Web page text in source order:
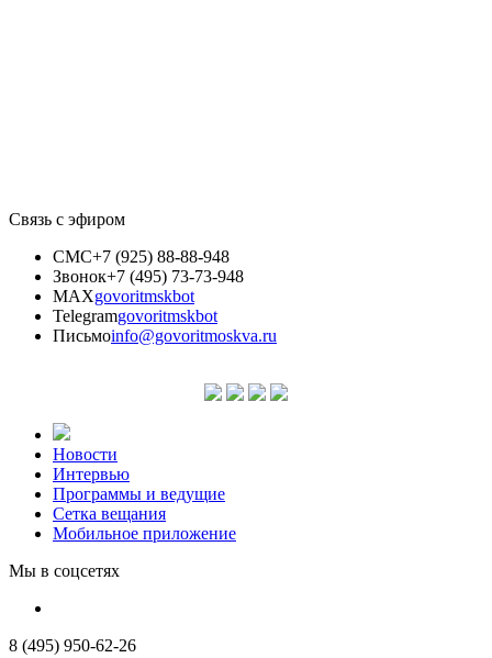
Связь с эфиром
СМС+7 (925) 88-88-948
Звонок+7 (495) 73-73-948
MAXgovoritmskbot
Telegramgovoritmskbot
Письмоinfo@govoritmoskva.ru
Новости
Интервью
Программы и ведущие
Сетка вещания
Мобильное приложение
Мы в соцсетях
8 (495) 950-62-26